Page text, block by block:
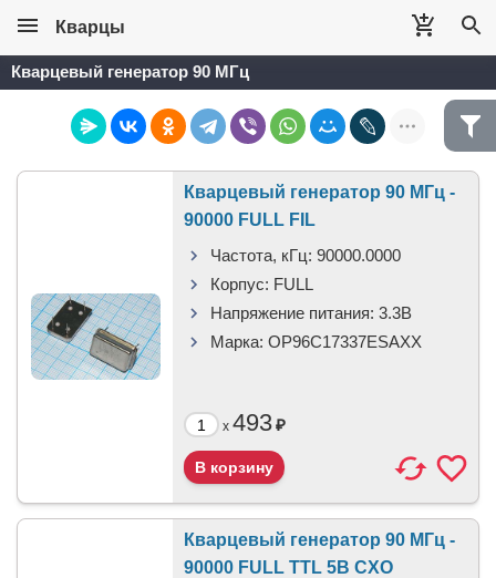
Кварцы
Кварцевый генератор 90 МГц
Кварцевый генератор 90 МГц -
90000 FULL FIL
Частота, кГц: 90000.0000
Корпус: FULL
Напряжение питания: 3.3В
Марка: OP96C17337ESAXX
x 493₽
Кварцевый генератор 90 МГц -
90000 FULL TTL 5В CXO